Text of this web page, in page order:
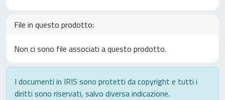
File in questo prodotto:
Non ci sono file associati a questo prodotto.
I documenti in IRIS sono protetti da copyright e tutti i
diritti sono riservati, salvo diversa indicazione.